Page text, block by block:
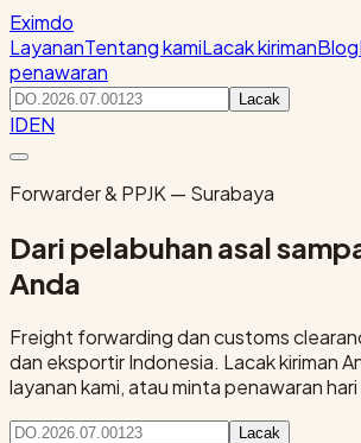
Eximdo
LayananTentang kamiLacak kirimanBlog
penawaran
Lacak
IDEN
Forwarder & PPJK — Surabaya
Dari pelabuhan asal
Anda
Freight forwarding dan customs
dan eksportir Indonesia. Lacak kiriman
layanan kami, atau minta penawaran hari
Lacak